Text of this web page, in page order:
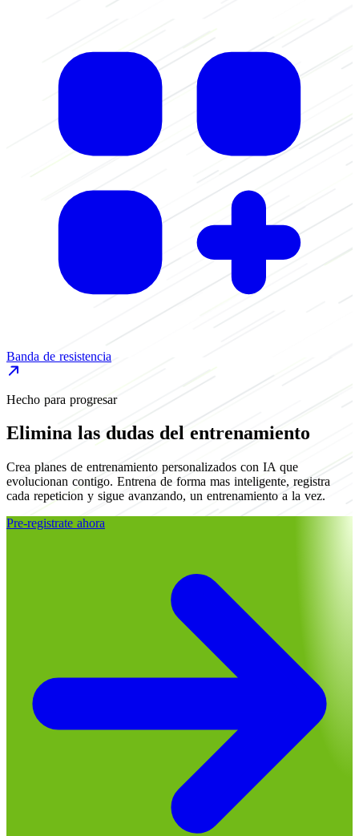
Banda de resistencia
Hecho para progresar
Elimina las dudas del entrenamiento
Crea planes de entrenamiento personalizados con IA que
evolucionan contigo. Entrena de forma mas inteligente, registra
cada repeticion y sigue avanzando, un entrenamiento a la vez.
Pre-registrate ahora